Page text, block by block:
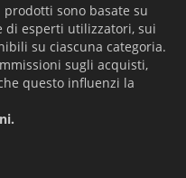
sono basate su
di esperti utilizzatori, sui
su ciascuna categoria.
sugli acquisti,
questo influenzi la